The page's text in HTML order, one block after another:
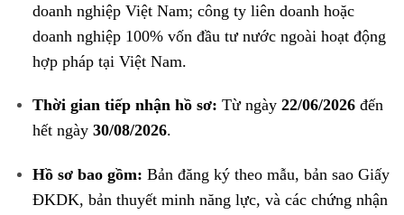
doanh nghiệp Việt Nam; công ty liên doanh hoặc
doanh nghiệp 100% vốn đầu tư nước ngoài hoạt động
hợp pháp tại Việt Nam.
Thời gian tiếp nhận hồ sơ: Từ ngày 22/06/2026đến
hết ngày 30/08/2026.
Hồ sơ bao gồm: Bản đăng ký theo mẫu, bản sao Giấy
ĐKDK, bản thuyết minh năng lực, và các chứng nhận